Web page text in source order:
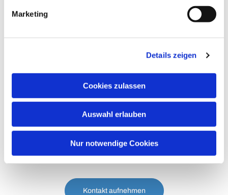
Marketing
Details zeigen
Cookies zulassen
Auswahl erlauben
Nur notwendige Cookies
Kontakt aufnehmen